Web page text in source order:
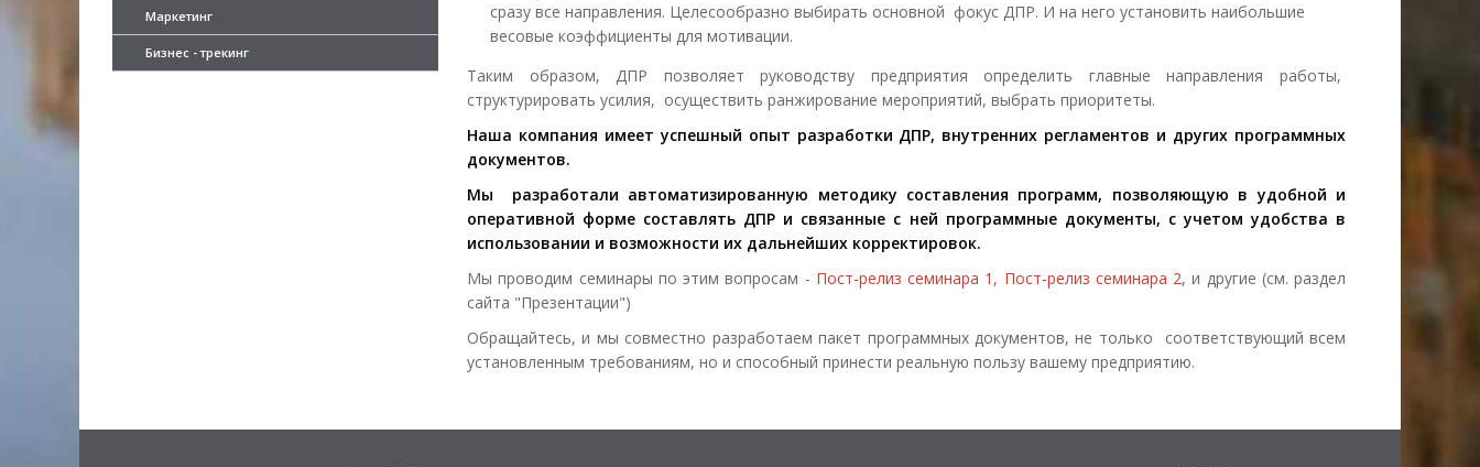
Маркетинг
Бизнес - трекинг
сразу все направления. Целесообразно выбирать основной фокус ДПР. И на него установить наибольшие
весовые коэффициенты для мотивации.
Таким образом, ДПР позволяет руководству предприятия определить главные направления работы,
структурировать усилия, осуществить ранжирование мероприятий, выбрать приоритеты.
Наша компания имеет успешный опыт разработки ДПР, внутренних регламентов и других программных
документов.
Мы разработали автоматизированную методику составления программ, позволяющую в удобной и
оперативной форме составлять ДПР и связанные с ней программные документы, с учетом удобства в
использовании и возможности их дальнейших корректировок.
Мы проводим семинары по этим вопросам - Пост-релиз семинара 1 , Пост-релиз семинара 2, и другие (см. раздел
сайта "Презентации")
Обращайтесь, и мы совместно разработаем пакет программных документов, не только соответствующий всем
установленным требованиям, но и способный принести реальную пользу вашему предприятию.